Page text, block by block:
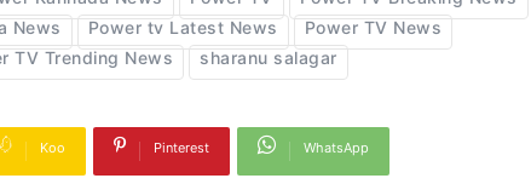
News
Power tv Latest News
Power TV News
TV Trending News
sharanu salagar
Koo Pinterest WhatsApp